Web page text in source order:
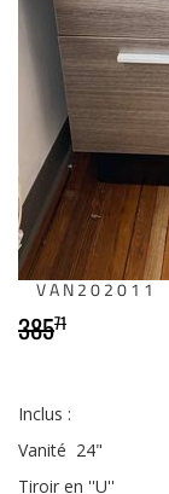
VAN202011
38571
Inclus :
Vanité 24"
Tiroir en ''U''